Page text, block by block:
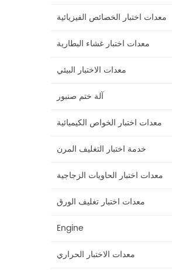
معدات اختبار الخصائص الفيزيائية
معدات اختبار غشاء البطارية
معدات الاختبار البيئي
آلة ختم صنبور
معدات اختبار الخواص الكيميائية
خدمة اختبار التغليف المرن
معدات اختبار الحاويات الزجاجية
معدات اختبار تغليف الورق
Engine
معدات الاختبار الحراري